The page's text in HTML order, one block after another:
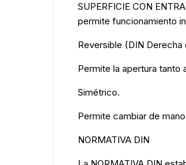
SUPERFICIE CON
permite funcionamiento
Reversible (DIN Derecha
Permite la apertura tanto
Simétrico.
Permite cambiar de
NORMATIVA DIN